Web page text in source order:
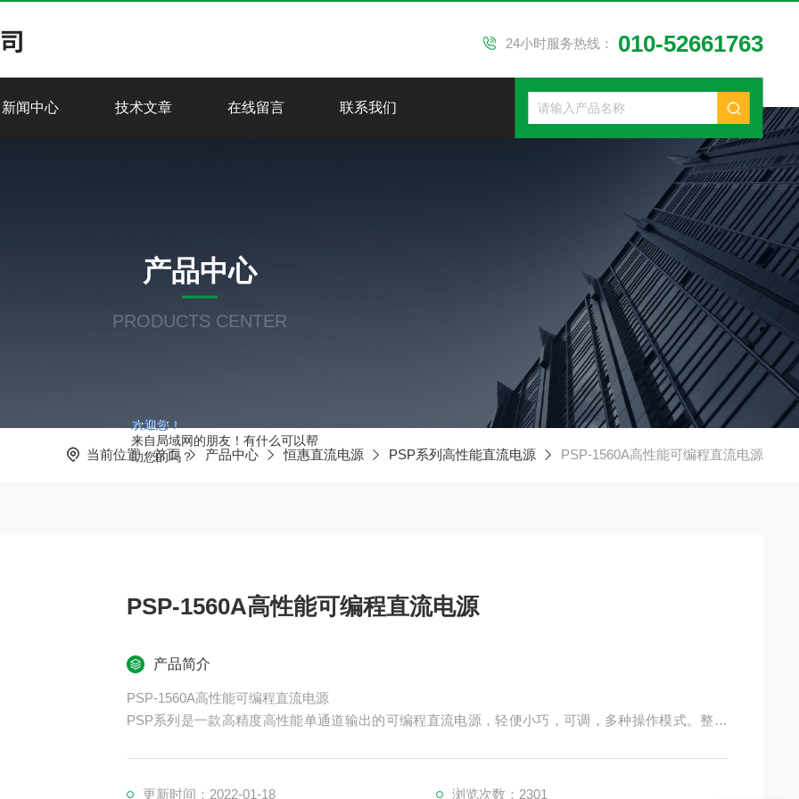
欢迎您！
来自局域网的朋友！有什么可以帮
助您的吗？
24小时服务热线： 010-52661763
新闻中心 技术文章 在线留言 联系我们
产品中心
PRODUCTS CENTER
当前位置：首页 产品中心 恒惠直流电源 PSP系列高性能直流电源 PSP-1560A高性能可编程直流电源
PSP-1560A高性能可编程直流电源
产品简介
PSP-1560A高性能可编程直流电源
PSP系列是一款高精度高性能单通道输出的可编程直流电源，轻便小巧，可调，多种操作模式。整个
试及自动控制应用程序。
更新时间：2022-01-18 浏览次数：2301